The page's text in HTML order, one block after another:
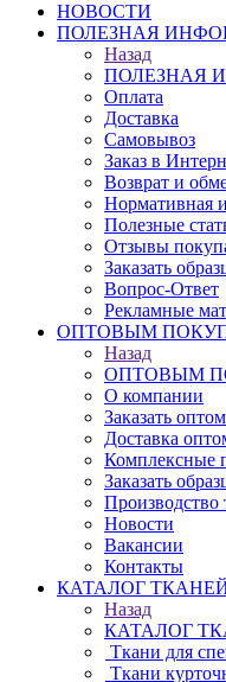
НОВОСТИ
ПОЛЕЗНАЯ
Назад
ПОЛЕЗНАЯ
Оплата
Доставка
Самовывоз
Заказ в
Возврат и
Нормативная
Полезные
Отзывы
Заказать
Вопрос-Ответ
Рекламные
ОПТОВЫМ
Назад
ОПТОВЫМ
О компании
Заказать оптом
Доставка
Комплексные
Заказать
Производство
Новости
Вакансии
Контакты
КАТАЛОГ
Назад
КАТАЛОГ
Ткани для
Ткани